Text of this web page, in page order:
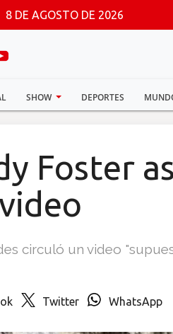
8 DE AGOSTO DE 2026
SHOW DEPORTES
Foster
circuló un video
Twitter WhatsApp